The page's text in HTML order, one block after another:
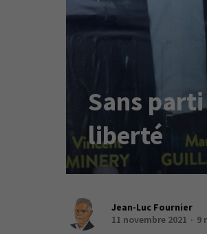
Sans
liberté
Jean-Luc Fournier
11 novembre 2021
9